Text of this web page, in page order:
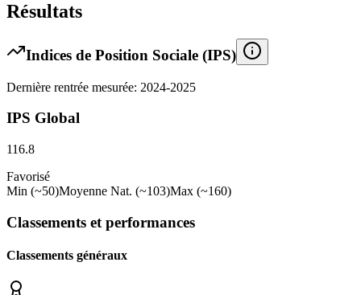
Résultats
Indices de Position Sociale (IPS)
Dernière rentrée mesurée: 2024-2025
IPS Global
116.8
Favorisé
Min (~50)Moyenne Nat. (~103)Max (~160)
Classements et performances
Classements généraux